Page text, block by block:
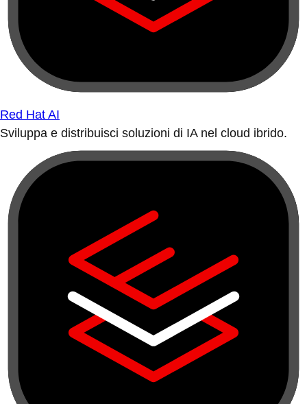
Red Hat AI
Sviluppa e distribuisci soluzioni di IA nel cloud ibrido.